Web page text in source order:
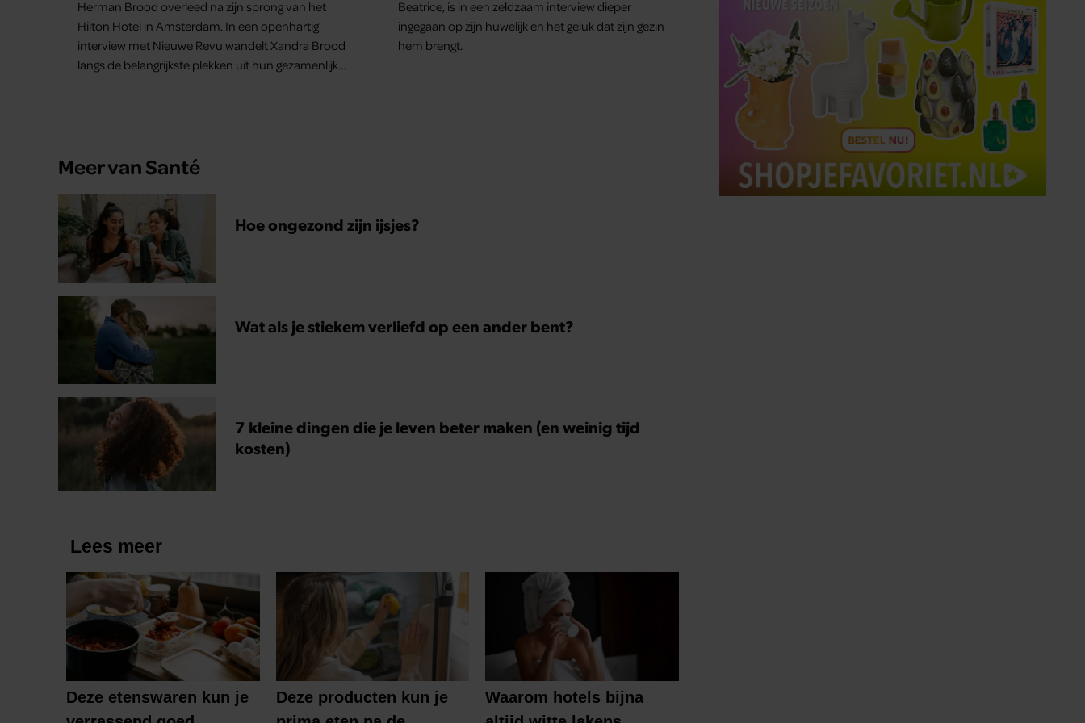
Herman Brood overleed na zijn sprong van het
Hilton Hotel in Amsterdam. In een openhartig
interview met Nieuwe Revu wandelt Xandra Brood
langs de belangrijkste plekken uit hun gezamenlijke
Beatrice, is in een zeldzaam interview dieper
ingegaan op zijn huwelijk en het geluk dat zijn gezin
hem brengt.
Meer van Santé
Hoe ongezond zijn ijsjes?
Wat als je stiekem verliefd op een ander bent?
7 kleine dingen die je leven beter maken (en weinig tijd
kosten)